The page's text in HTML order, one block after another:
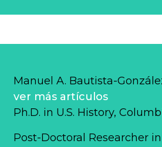
Manuel A. Bautista-
ver más artículos
Ph.D. in U.S. History,
Post-Doctoral Researcher